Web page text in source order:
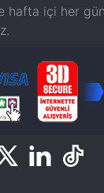
hafta içi her